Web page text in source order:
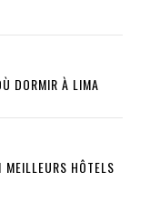
DORMIR À LIMA
HÔTELS